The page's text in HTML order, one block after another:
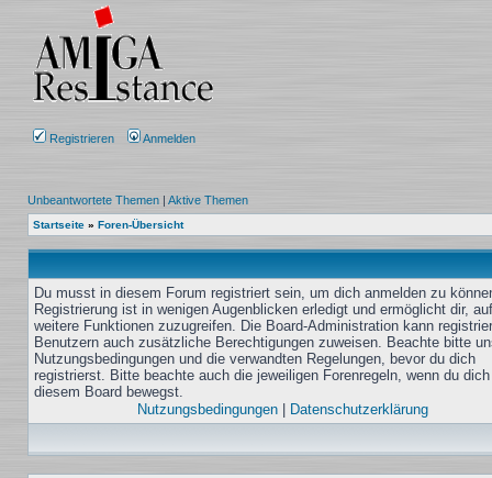
Registrieren Anmelden
Unbeantwortete Themen | Aktive Themen
Startseite » Foren-Übersicht
Du musst in diesem Forum registriert sein, um dich anmelden zu
Registrierung ist in wenigen Augenblicken erledigt und ermöglicht dir, auf
weitere Funktionen zuzugreifen. Die Board-Administration kann
Benutzern auch zusätzliche Berechtigungen zuweisen. Beachte bitte
Nutzungsbedingungen und die verwandten Regelungen, bevor du dich
registrierst. Bitte beachte auch die jeweiligen Forenregeln, wenn du
diesem Board bewegst.
Nutzungsbedingungen
Datenschutzerklärung